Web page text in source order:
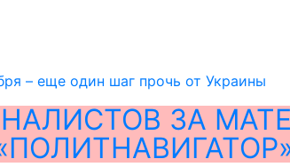
– еще один шаг прочь от Украины
ЗА